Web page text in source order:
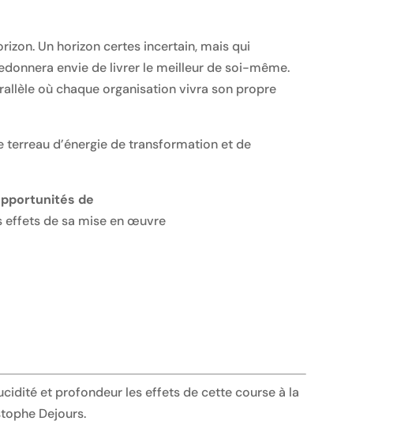
Un horizon certes incertain, mais qui
envie de livrer le meilleur de soi-même.
où chaque organisation vivra son propre
d’énergie de transformation et de
de
effets de sa mise en œuvre
et profondeur les effets de cette course à la
Dejours.